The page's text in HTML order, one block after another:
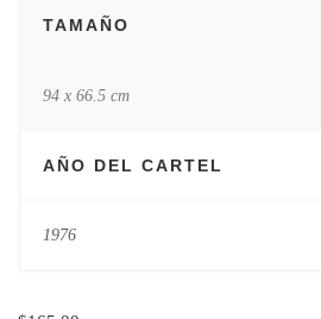
TAMAÑO
94 x 66.5 cm
AÑO DEL CARTEL
1976